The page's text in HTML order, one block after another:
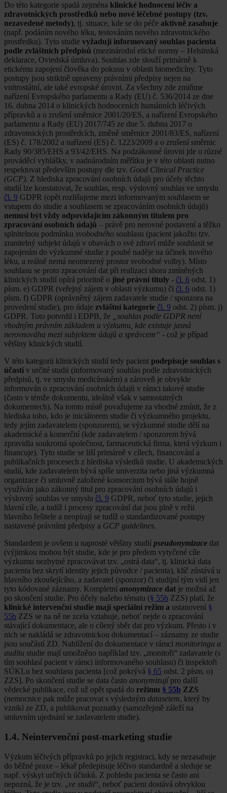
Do této kategorie spadá zejména klinické hodnocení léčiv a
zdravotnických prostředků nebo nové léčebné postupy (tzv.
nezavedené metody), tj. situace, kde se do péče aktivně zasahuje
(např. podáním nového léku, testováním nového zdravotnického
prostředku). Tyto studie vyžadují informovaný souhlas pacienta
podle zvláštních předpisů (mezinárodní etické normy – Helsinská
deklarace, Oviedská úmluva). Souhlas zde slouží primárně k
etickému zapojení člověka do pokusu v oblasti biomedicíny. Tyto
postupy jsou striktně upraveny právními předpisy nejen na
vnitrostátní, ale také evropské úrovni. Za všechny zde zmiňme
nařízení Evropského parlamentu a Rady (EU) č. 536/2014 ze dne
16. dubna 2014 o klinických hodnoceních humánních léčivých
přípravků a o zrušení směrnice 2001/20/ES, a nařízení Evropského
parlamentu a Rady (EU) 2017/745 ze dne 5. dubna 2017 o
zdravotnických prostředcích, změně směrnice 2001/83/ES, nařízení
(ES) č. 178/2002 a nařízení (ES) č. 1223/2009 a o zrušení směrnic
Rady 90/385/EHS a 93/42/EHS. Na podzákonné úrovni jde o různé
prováděcí vyhlášky, v nadnárodním měřítku je v této oblasti nutno
respektovat především postupy dle tzv. Good Clinical Practice
(GCP). Z hlediska zpracování osobních údajů pro účely těchto
studií lze konstatovat, že souhlas, resp. výslovný souhlas ve smyslu
čl. 9 GDPR (opět rozlišujeme mezi informovaným souhlasem se
vstupem do studie a souhlasem se zpracováním osobních údajů)
nemusí být vždy odpovídajícím zákonným titulem pro
zpracování osobních údajů – právě pro nerovné postavení a těžko
splnitelnou podmínku svobodného souhlasu (pacient jakožto tzv.
zranitelný subjekt údajů v obavách o své zdraví může souhlasit se
zapojením do výzkumné studie z pouhé naděje na účinek nového
léku, a reálně nemá neomezený prostor svobodné volby). Místo
souhlasu se proto zpracování dat při realizaci shora zmíněných
klinických studií opírá prioritně o jiné právní tituly - čl. 6 odst. 1)
písm. e) GDPR (veřejný zájem v oblasti výzkumu) či čl. 6 odst. 1)
písm. f) GDPR (oprávněný zájem zadavatele studie / sponzora na
provedení studie), pro údaje zvláštní kategorie čl. 9 odst. 2) písm. j)
GDPR. Toto potvrdil i EDPB, že
„souhlas podle GDPR není
vhodným právním základem u výzkumu, kde existuje jasná
nerovnováha mezi subjektem údajů a správcem“ - což je případ
většiny klinických studií.
V této kategorii klinických studií tedy pacient podepisuje souhlas s
účastí v určité studii (informovaný souhlas podle zdravotnických
předpisů, tj. ve smyslu medicínském) a zároveň je obvykle
informován o zpracování osobních údajů v rámci takové studie
(často v témže dokumentu, ideálně však v samostatných
dokumentech). Na tomto místě považujeme za vhodné zmínit, že z
hlediska toho, kdo je iniciátorem studie či výzkumného projektu,
tedy jejím zadavatelem (sponzorem), se výzkumné studie dělí na
akademické a komerční (kde zadavatelem / sponzorem bývá
zpravidla soukromá společnost, farmaceutická firma, která výzkum i
financuje). Tyto studie se liší primárně v cílech, financování a
publikačních procesech z hlediska výsledků studie. U akademických
studií, kde zadavatelem bývá spíše univerzita nebo jiná výzkumná
organizace či smluvně založené konsorcium bývá stále hojně
využíván jako zákonný titul pro zpracování osobních údajů i
výslovný souhlas ve smyslu čl. 9 GDPR, neboť tyto studie, jejich
hlavní cíle, a tudíž i procesy zpracování dat jsou plně v režii
hlavního řešitele a neopírají se tudíž o standardizované postupy
nastavené právními předpisy a GCP guidelines.
Standardem je ovšem u naprosté většiny studií pseudonymizace dat
(výjimkou mohou být studie, kde je pro předem vytyčené cíle
výzkumu nezbytné zpracovávat tzv. „ostrá data“, tj. klinická data
pacienta bez skrytí identity jejich původce / pacienta), klíč zůstává u
hlavního zkoušejícího, a zadavatel (sponzor) či studijní tým vidí jen
tyto kódované záznamy. Kompletní anonymizace dat je možná až
po skončení studie. Pro účely našeho tématu (§ 55b ZZS) platí, že
klinické intervenční studie mají speciální režim a ustanovení §
55b ZZS se na ně ne zcela vztahuje, neboť nejde o zpracování
stávající dokumentace, ale o cílený sběr dat pro výzkum. Přesto i v
nich se nakládá se zdravotnickou dokumentací – záznamy ze studie
jsou součástí ZD. Nahlížení do dokumentace v rámci monitoringu a
auditu studie mají umožněno například tzv. „monitoři“ zadavatele (s
tím souhlasí pacient v rámci informovaného souhlasu) či inspektoři
SÚKLu bez souhlasu pacienta [což pokrývá § 65 odst. 2 písm. o)
ZZS]. Po skončení studie se data často anonymizujípro další
vědecké publikace, což už opět spadá do režimu § 55b ZZS
(nemocnice pak může pracovat s výsledným datasetem, který by
vznikl ze ZD, a publikovat poznatky (samozřejmě záleží na
smluvním ujednání se zadavatelem studie).
1.4. Neintervenční post-marketing studie
Výzkum léčivých přípravků po jejich registraci, kdy se nezasahuje
do běžné praxe – lékař předepisuje léčivo standardně a sleduje se
např. výskyt určitých účinků. Z pohledu pacienta se často ani
nepozná, že je tzv. „ve studii“, neboť pacient dostává obvyklou